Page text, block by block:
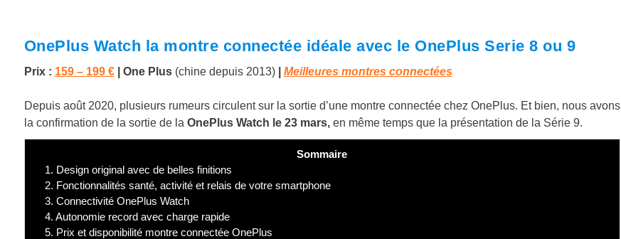
OnePlus Watch la montre connectée idéale avec le OnePlus Serie 8 ou 9
Prix : 159 – 199 € One Plus(chine depuis 2013) Meilleures montres connectées
Depuis août 2020, plusieurs rumeurs circulent sur la sortie d’une montre connectée chez OnePlus. Et bien, nous avons
la confirmation de la sortie de la OnePlus Watch le 23 mars,en même temps que la présentation de la Série 9.
Sommaire
1. Design original avec de belles finitions
2. Fonctionnalités santé, activité et relais de votre smartphone
3. Connectivité OnePlus Watch
4. Autonomie record avec charge rapide
5. Prix et disponibilité montre connectée OnePlus